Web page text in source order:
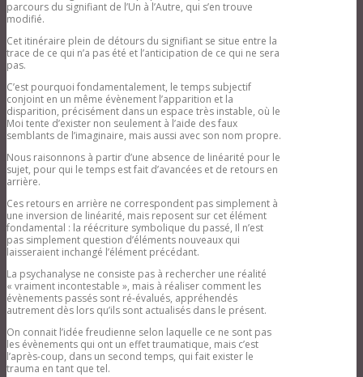
par zoom
XXXI Journées de clinique -26 y 27
et par zoom
Activités des membres
Grenoble
Lyon
Metz
Alicante
Madrid
Pamplona
Sevilla
Viña Del Mar
Articles & textes
L’acte analytique, ni religieux ni politique?
Évitement du manque
Que croire?
Séminaire 2023-2024: Que croire
Demi journées: Que croire?
Qu »est-ce que l’A(a)autre?
Séminaires 2022/2023: Qu’est-ce-que
l’A(a)autre?
Demi -journées sur l’A(a)autre
Actualités de la psychanalyse
Vacillement des certitudes
Séminaires 2021/2022: Vacillement des
certitudes
La passion de l’Ignorance
parcours du signifiant de l’Un à l’Autre, qui s’en trouve
modifié.
Cet itinéraire plein de détours du signifiant se situe entre la
trace de ce qui n’a pas été et l’anticipation de ce qui ne sera
pas.
C’est pourquoi fondamentalement, le temps subjectif
conjoint en un même évènement l’apparition et la
disparition, précisément dans un espace très instable, où le
Moi tente d’exister non seulement à l’aide des faux
semblants de l’imaginaire, mais aussi avec son nom propre.
Nous raisonnons à partir d’une absence de linéarité pour le
sujet, pour qui le temps est fait d’avancées et de retours en
arrière.
Ces retours en arrière ne correspondent pas simplement à
une inversion de linéarité, mais reposent sur cet élément
fondamental : la réécriture symbolique du passé, Il n’est
pas simplement question d’éléments nouveaux qui
laisseraient inchangé l’élément précédant.
La psychanalyse ne consiste pas à rechercher une réalité
« vraiment incontestable », mais à réaliser comment les
évènements passés sont ré-évalués, appréhendés
autrement dès lors qu’ils sont actualisés dans le présent.
On connait l’idée freudienne selon laquelle ce ne sont pas
les évènements qui ont un effet traumatique, mais c’est
l’après-coup, dans un second temps, qui fait exister le
trauma en tant que tel.